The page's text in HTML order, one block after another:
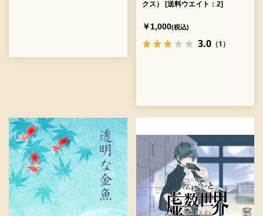
クス） [送料ウエイト：2]
￥1,000(税込)
3.0（1）